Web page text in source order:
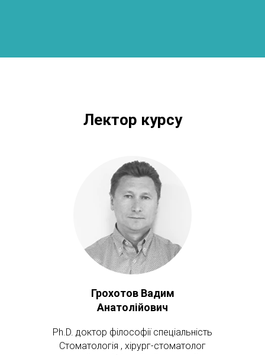
Лектор курсу
Грохотов Вадим
Анатолійович
Ph.D. доктор філософії спеціальність
Стоматологія , хірург-стоматолог